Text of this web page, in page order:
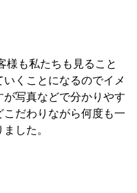
様も私たちも見ること
くことになるのでイメ
写真などで分かりやす
こだわりながら何度も一
した。